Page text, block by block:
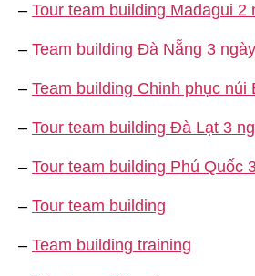
– Tour team building Madagui 2
– Team building Đà Nẵng 3
– Team building Chinh phục núi
– Tour team building Đà Lạt 3
– Tour team building Phú Quốc
– Tour team building
– Team building training